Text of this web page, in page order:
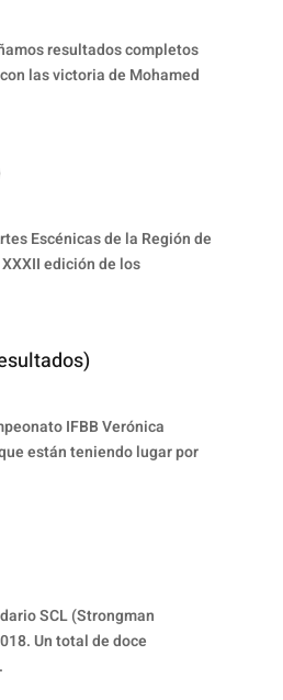
resultados completos
las victoria de Mohamed
Escénicas de la Región de
edición de los
IFBB Verónica
están teniendo lugar por
SCL (Strongman
Un total de doce